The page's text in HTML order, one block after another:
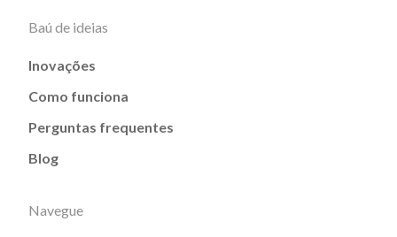
Baú de ideias
Inovações
Como funciona
Perguntas frequentes
Blog
Navegue